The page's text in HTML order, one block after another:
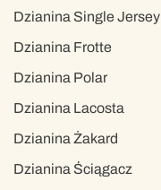
Dzianina Single Jersey
Dzianina Frotte
Dzianina Polar
Dzianina Lacosta
Dzianina Żakard
Dzianina Ściągacz